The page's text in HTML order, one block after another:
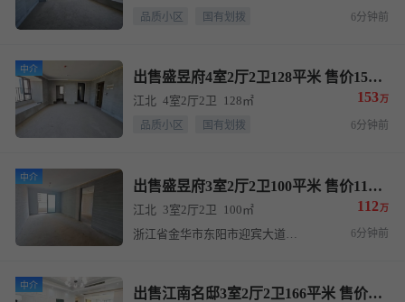
品质小区 国有划拨 6分钟前
中介
出售盛昱府4室2厅2卫128平米 售价153万
江北 4室2厅2卫 128㎡ 153万
品质小区 国有划拨 6分钟前
中介
出售盛昱府3室2厅2卫100平米 售价112万
江北 3室2厅2卫 100㎡ 112万
6分钟前
中介
出售江南名邸3室2厅2卫166平米 售价168万